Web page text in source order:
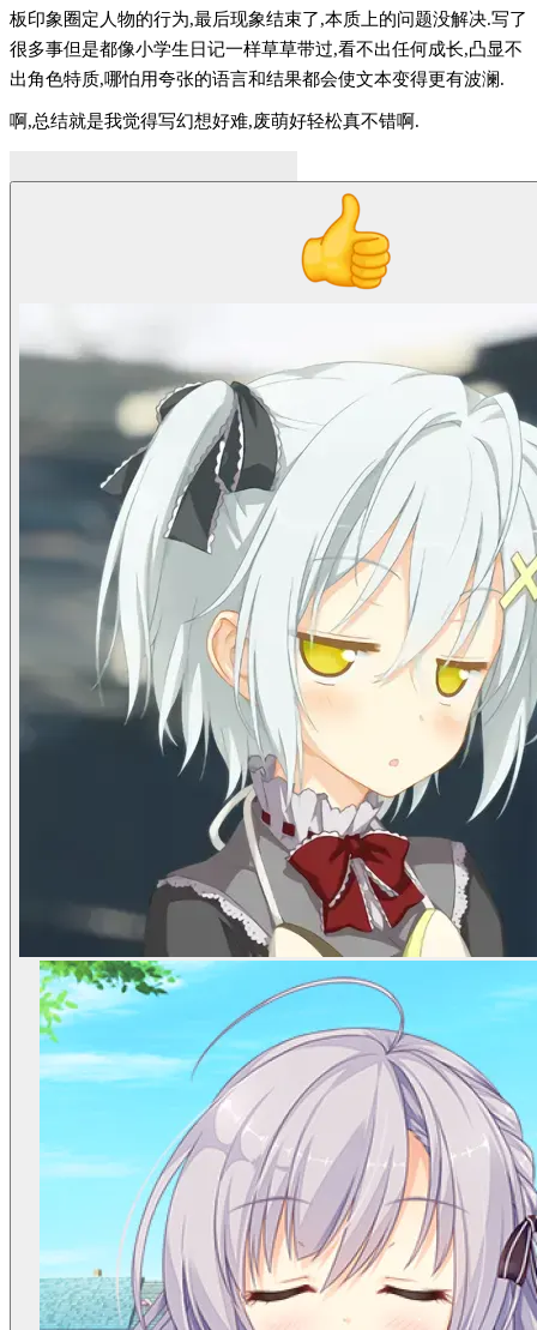
板印象圈定人物的行为,最后现象结束了,本质上的问题没解决.写了
很多事但是都像小学生日记一样草草带过,看不出任何成长,凸显不
出角色特质,哪怕用夸张的语言和结果都会使文本变得更有波澜.
啊,总结就是我觉得写幻想好难,废萌好轻松真不错啊.